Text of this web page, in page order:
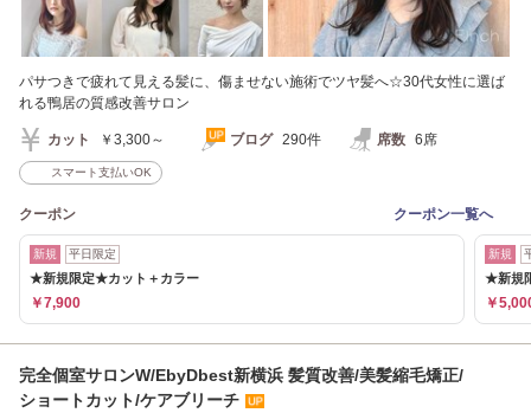
パサつきで疲れて見える髪に、傷ませない施術でツヤ髪へ☆30代女性に選ば
れる鴨居の質感改善サロン
カット ￥3,300～ ブログ 290件 席数 6席
スマート支払いOK
クーポン クーポン一覧へ
新規 平日限定
★新規限定★カット＋カラー
￥7,900
新規
★新規
￥
完全個室サロンW/EbyDbest新横浜 髪質改善/美髪縮毛矯正/
ショートカット/ケアブリーチ